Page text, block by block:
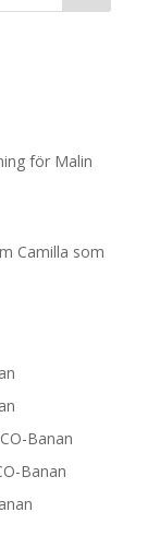
för Malin
Camilla som
Banan
Banan